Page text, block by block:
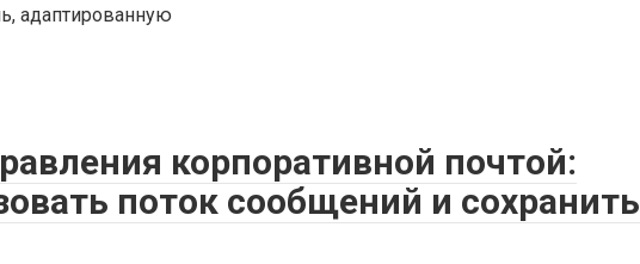
адаптированную
корпоративной почтой:
поток сообщений и сохранить